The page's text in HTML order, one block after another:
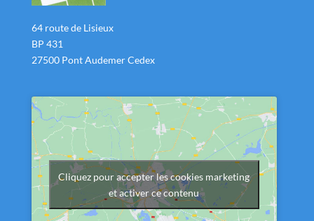
64 route de Lisieux
BP 431
27500 Pont Audemer Cedex
Cliquez pour accepter les cookies marketing
et activer ce contenu